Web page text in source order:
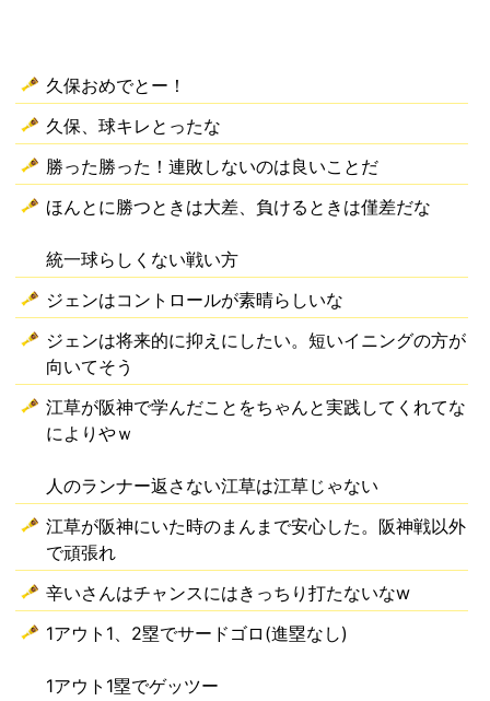
久保おめでとー！
久保、球キレとったな
勝った勝った！連敗しないのは良いことだ
ほんとに勝つときは大差、負けるときは僅差だな
統一球らしくない戦い方
ジェンはコントロールが素晴らしいな
ジェンは将来的に抑えにしたい。短いイニングの方が
向いてそう
江草が阪神で学んだことをちゃんと実践してくれてな
によりやｗ
人のランナー返さない江草は江草じゃない
江草が阪神にいた時のまんまで安心した。阪神戦以外
で頑張れ
辛いさんはチャンスにはきっちり打たないなw
1アウト1、2塁でサードゴロ(進塁なし)
1アウト1塁でゲッツー